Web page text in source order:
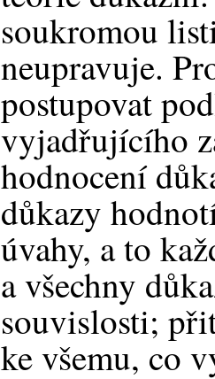
soukromou
neupravuje.
postupovat
vyjadřujícího
hodnocení
důkazy
úvahy, a to
a všechny
souvislosti;
ke všemu, co